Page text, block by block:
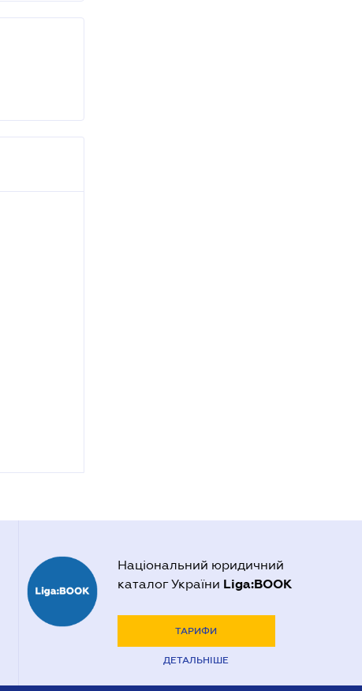
Національний юридичний
каталог України Liga:BOOK
ТАРИФИ
ДЕТАЛЬНІШЕ